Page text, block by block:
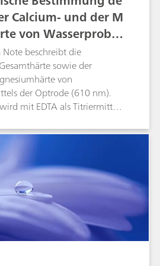
Calcium- und der M
von Wasserprobe
Titratio
beschreibt die
sowie der
von
der Optrode (610 nm).
mit EDTA als Titriermittel
wiederum mit EDTA und
bestimmt.
ist die Differenz aus